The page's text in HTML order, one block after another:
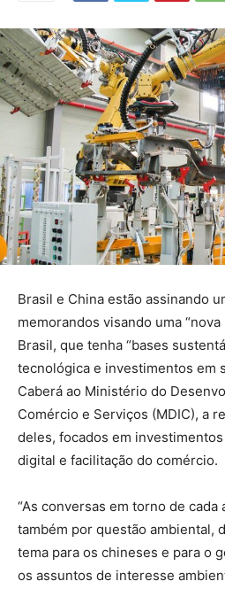
Brasil e China estão assinando
memorandos visando uma
Brasil, que tenha “bases
tecnológica e investimentos em
Caberá ao Ministério do
Comércio e Serviços (MDIC), a
deles, focados em
digital e facilitação do comércio.
“As conversas em torno de cada
também por questão ambiental,
tema para os chineses e para o
os assuntos de interesse